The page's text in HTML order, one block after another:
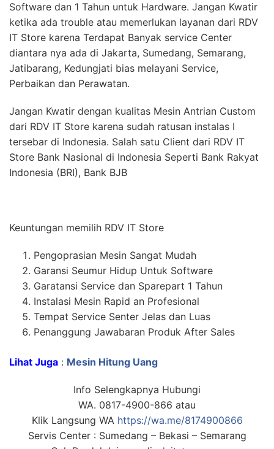
Software dan 1 Tahun untuk Hardware. Jangan Kwatir
ketika ada trouble atau memerlukan layanan dari RDV
IT Store karena Terdapat Banyak service Center
diantara nya ada di Jakarta, Sumedang, Semarang,
Jatibarang, Kedungjati bias melayani Service,
Perbaikan dan Perawatan.
Jangan Kwatir dengan kualitas Mesin Antrian Custom
dari RDV IT Store karena sudah ratusan instalas I
tersebar di Indonesia. Salah satu Client dari RDV IT
Store Bank Nasional di Indonesia Seperti Bank Rakyat
Indonesia (BRI), Bank BJB
Keuntungan memilih RDV IT Store
Pengoprasian Mesin Sangat Mudah
Garansi Seumur Hidup Untuk Software
Garatansi Service dan Sparepart 1 Tahun
Instalasi Mesin Rapid an Profesional
Tempat Service Senter Jelas dan Luas
Penanggung Jawabaran Produk After Sales
Lihat Juga : Mesin Hitung Uang
Info Selengkapnya Hubungi
WA. 0817-4900-866 atau
Klik Langsung WA https://wa.me/8174900866
Servis Center : Sumedang – Bekasi – Semarang